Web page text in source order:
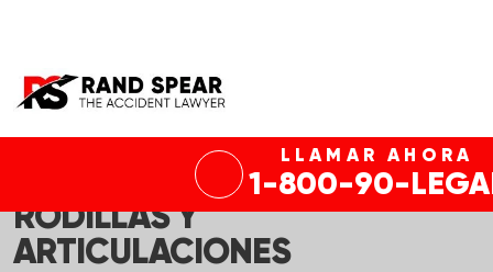
LLAMAR AHORA
1-800-90-
ABOGADO DE DAÑOS EN LAS
RODILLAS Y
ARTICULACIONES